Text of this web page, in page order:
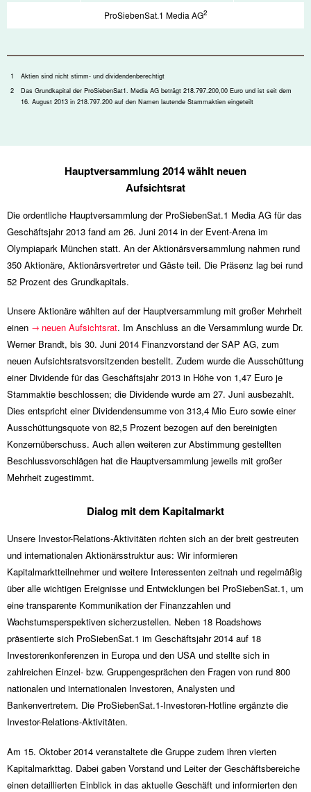
1
Aktien sind nicht stimm- und dividendenberechtigt
2
Das Grundkapital der ProSiebenSat1. Media AG beträgt 218.797.200,00 Euro und ist seit dem
16. August 2013 in 218.797.200 auf den Namen lautende Stammaktien eingeteilt
ProSiebenSat.1 Media AG2
Hauptversammlung 2014 wählt neuen
Aufsichtsrat
Die ordentliche Hauptversammlung der ProSiebenSat.1 Media AG für das
Geschäftsjahr 2013 fand am 26. Juni 2014 in der Event-Arena im
Olympiapark München statt. An der Aktionärsversammlung nahmen rund
350 Aktionäre, Aktionärsvertreter und Gäste teil. Die Präsenz lag bei rund
52 Prozent des Grundkapitals.
Unsere Aktionäre wählten auf der Hauptversammlung mit großer Mehrheit
einen
neuen Aufsichtsrat. Im Anschluss an die Versammlung wurde Dr.
Werner Brandt, bis 30. Juni 2014 Finanzvorstand der SAP AG, zum
neuen Aufsichtsratsvorsitzenden bestellt. Zudem wurde die Ausschüttung
einer Dividende für das Geschäftsjahr 2013 in Höhe von 1,47 Euro je
Stammaktie beschlossen; die Dividende wurde am 27. Juni ausbezahlt.
Dies entspricht einer Dividendensumme von 313,4 Mio Euro sowie einer
Ausschüttungsquote von 82,5 Prozent bezogen auf den bereinigten
Konzernüberschuss. Auch allen weiteren zur Abstimmung gestellten
Beschlussvorschlägen hat die Hauptversammlung jeweils mit großer
Mehrheit zugestimmt.
Dialog mit dem Kapitalmarkt
Unsere Investor-Relations-Aktivitäten richten sich an der breit gestreuten
und internationalen Aktionärsstruktur aus: Wir informieren
Kapitalmarktteilnehmer und weitere Interessenten zeitnah und regelmäßig
über alle wichtigen Ereignisse und Entwicklungen bei ProSiebenSat.1, um
eine transparente Kommunikation der Finanzzahlen und
Wachstumsperspektiven sicherzustellen. Neben 18 Roadshows
präsentierte sich ProSiebenSat.1 im Geschäftsjahr 2014 auf 18
Investorenkonferenzen in Europa und den USA und stellte sich in
zahlreichen Einzel- bzw. Gruppengesprächen den Fragen von rund 800
nationalen und internationalen Investoren, Analysten und
Bankenvertretern. Die ProSiebenSat.1-Investoren-Hotline ergänzte die
Investor-Relations-Aktivitäten.
Am 15. Oktober 2014 veranstaltete die Gruppe zudem ihren vierten
Kapitalmarkttag. Dabei gaben Vorstand und Leiter der Geschäftsbereiche
einen detaillierten Einblick in das aktuelle Geschäft und informierten den